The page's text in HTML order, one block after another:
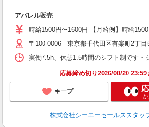
アパレル販売
時給1500円〜1600円 【月給例】時給
〒100-0006 東京都千代田区有楽町2丁
実働7.5h、休憩1.5時間のシフト制です
応募締め切り2026/08/20 23:59
キープ
か
株式会社シーエーセールススタッ